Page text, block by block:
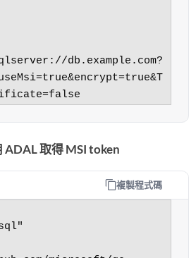
db.example.com?
ADAL 取得 MSI token
複製程式碼